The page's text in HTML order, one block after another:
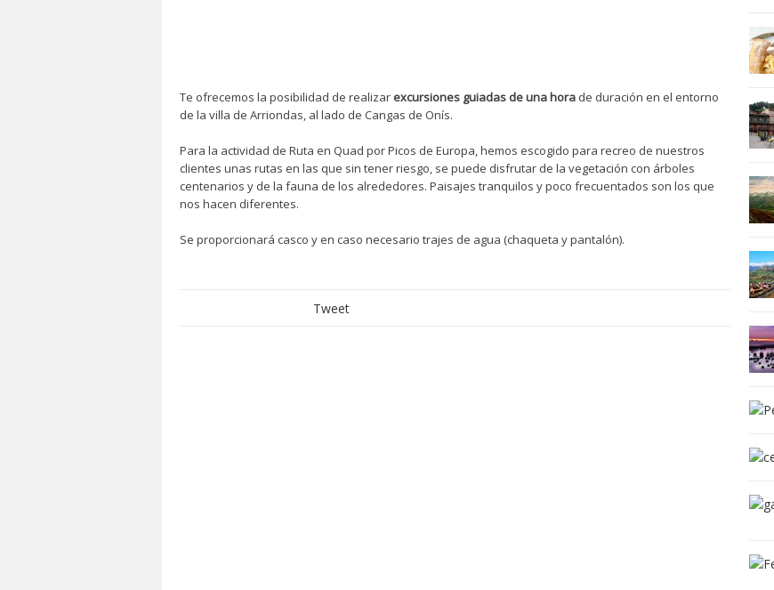
Te ofrecemos la posibilidad de realizar excursiones guiadas de una hora de duración en el entorno
de la villa de Arriondas, al lado de Cangas de Onís.
Para la actividad de Ruta en Quad por Picos de Europa, hemos escogido para recreo de nuestros
clientes unas rutas en las que sin tener riesgo, se puede disfrutar de la vegetación con árboles
centenarios y de la fauna de los alrededores. Paisajes tranquilos y poco frecuentados son los que
nos hacen diferentes.
Se proporcionará casco y en caso necesario trajes de agua (chaqueta y pantalón).
Tweet